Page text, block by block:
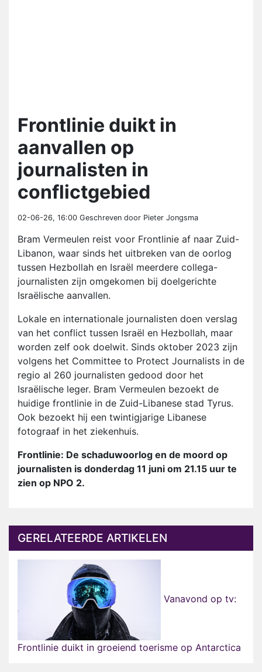
Frontlinie duikt in
aanvallen op
journalisten in
conflictgebied
02-06-26, 16:00 Geschreven door Pieter Jongsma
Bram Vermeulen reist voor Frontlinie af naar Zuid-
Libanon, waar sinds het uitbreken van de oorlog
tussen Hezbollah en Israël meerdere collega-
journalisten zijn omgekomen bij doelgerichte
Israëlische aanvallen.
Lokale en internationale journalisten doen verslag
van het conflict tussen Israël en Hezbollah, maar
worden zelf ook doelwit. Sinds oktober 2023 zijn
volgens het Committee to Protect Journalists in de
regio al 260 journalisten gedood door het
Israëlische leger. Bram Vermeulen bezoekt de
huidige frontlinie in de Zuid-Libanese stad Tyrus.
Ook bezoekt hij een twintigjarige Libanese
fotograaf in het ziekenhuis.
Frontlinie: De schaduwoorlog en de moord op
journalisten is donderdag 11 juni om 21.15 uur te
zien op NPO 2.
GERELATEERDE ARTIKELEN
Vanavond op tv:
Frontlinie duikt in groeiend toerisme op Antarctica